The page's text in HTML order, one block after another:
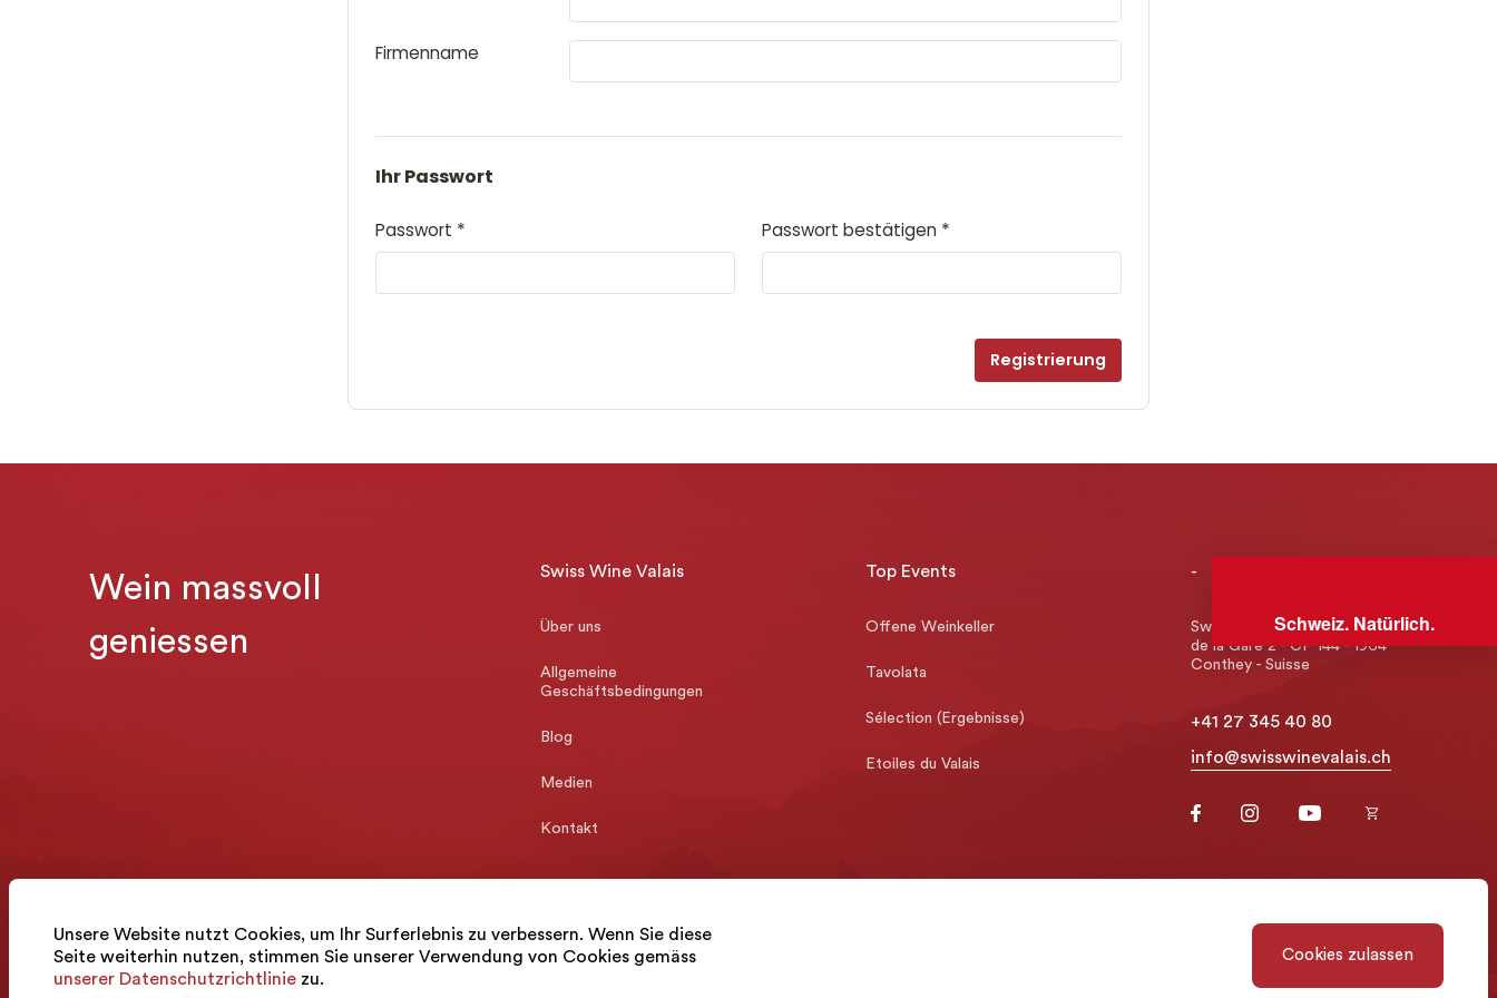
Firmenname
Ihr Passwort
Passwort * Passwort bestätigen *
Registrierung
Unsere Website nutzt Cookies, um Ihr Surferlebnis zu verbessern. Wenn Sie diese
Seite weiterhin nutzen, stimmen Sie unserer Verwendung von Cookies gemäss
unserer Datenschutzrichtlinie zu.
Cookies zulassen
Schweiz. Natürlich.
Wein massvoll
geniessen
Swiss Wine Valais
Über uns
Allgemeine
Geschäftsbedingungen
Blog
Medien
Kontakt
Top Events
Offene Weinkeller
Tavolata
Sélection (Ergebnisse)
Etoiles du Valais
-
Swiss Wine Valais - Avenue
de la Gare 2 - CP 144 - 1964
Conthey - Suisse
+41 27 345 40 80
info@swisswinevalais.ch